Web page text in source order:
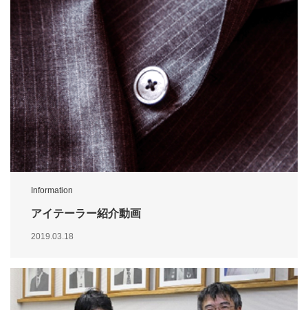
Information
アイテーラー紹介動画
2019.03.18